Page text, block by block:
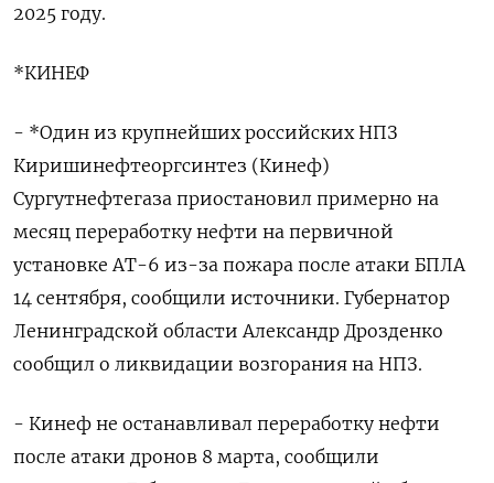
2025 году.
*КИНЕФ
- *Один из крупнейших российских НПЗ
Киришинефтеоргсинтез (Кинеф)
Сургутнефтегаза приостановил примерно на
месяц переработку нефти на первичной
установке АТ-6 из-за пожара после атаки БПЛА
14 сентября, сообщили источники. Губернатор
Ленинградской области Александр Дрозденко
сообщил о ликвидации возгорания на НПЗ.
- Кинеф не останавливал переработку нефти
после атаки дронов 8 марта, сообщили